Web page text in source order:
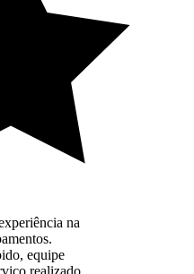
na
equipe
realizado